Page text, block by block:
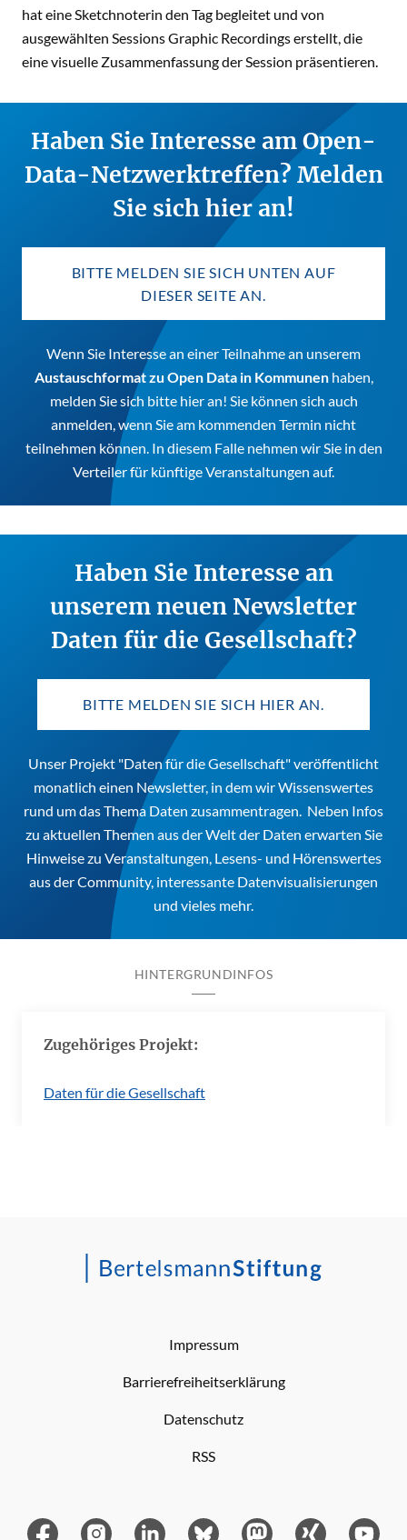
hat eine Sketchnoterin den Tag begleitet und von
ausgewählten Sessions Graphic Recordings erstellt, die
eine visuelle Zusammenfassung der Session präsentieren.
Haben Sie Interesse am Open-
Data-Netzwerktreffen? Melden
Sie sich hier an!
BITTE MELDEN SIE SICH UNTEN AUF
DIESER SEITE AN.
Wenn Sie Interesse an einer Teilnahme an unserem
Austauschformat zu Open Data in Kommunenhaben,
melden Sie sich bitte hier an! Sie können sich auch
anmelden, wenn Sie am kommenden Termin nicht
teilnehmen können. In diesem Falle nehmen wir Sie in den
Verteiler für künftige Veranstaltungen auf.
Haben Sie Interesse an
unserem neuen Newsletter
Daten für die Gesellschaft?
BITTE MELDEN SIE SICH HIER AN.
Unser Projekt "Daten für die Gesellschaft" veröffentlicht
monatlich einen Newsletter, in dem wir Wissenswertes
rund um das Thema Daten zusammentragen. Neben Infos
zu aktuellen Themen aus der Welt der Daten erwarten Sie
Hinweise zu Veranstaltungen, Lesens- und Hörenswertes
aus der Community, interessante Datenvisualisierungen
und vieles mehr.
HINTERGRUNDINFOS
Zugehöriges Projekt:
Daten für die Gesellschaft
Impressum
Barrierefreiheitserklärung
Datenschutz
RSS